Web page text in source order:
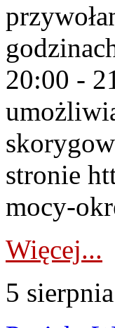
20:00 -
stronie
mocy-
Więcej...
5